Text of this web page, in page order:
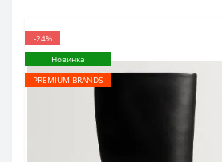
-24%
Новинка
PREMIUM BRANDS